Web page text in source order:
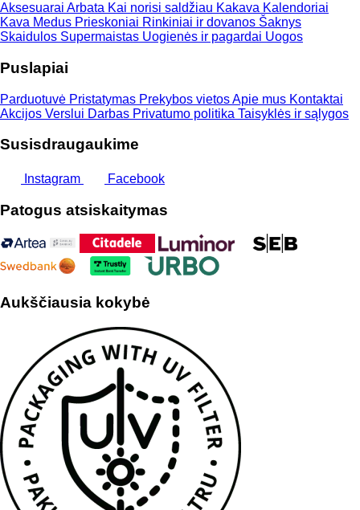
Aksesuarai Arbata Kai norisi saldžiau Kakava Kalendoriai
Kava Medus Prieskoniai Rinkiniai ir dovanos Šaknys
Skaidulos Supermaistas Uogienės ir pagardai Uogos
Puslapiai
Parduotuvė Pristatymas Prekybos vietosApie mus Kontaktai
Akcijos Verslui Darbas Privatumo politika Taisyklės ir sąlygos
Susisdraugaukime
Instagram Facebook
Patogus atsiskaitymas
Aukščiausia kokybė